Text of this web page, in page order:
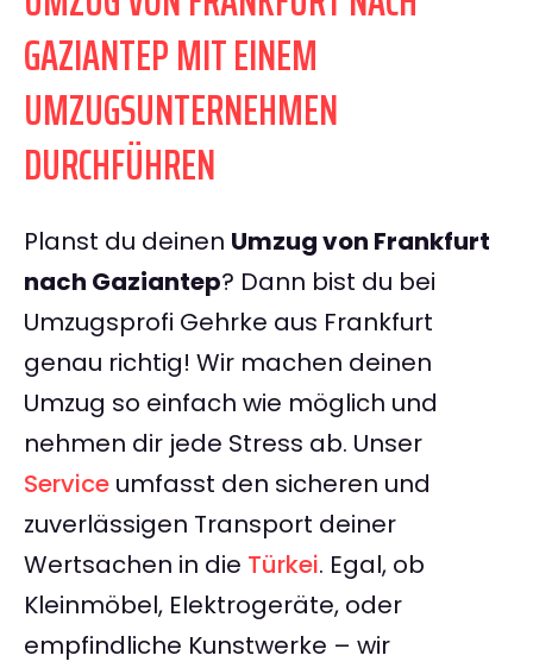
GAZIANTEP MIT EINEM
UMZUGSUNTERNEHMEN
DURCHFÜHREN
Planst du deinen Umzug von Frankfurt
nach Gaziantep? Dann bist du bei
Umzugsprofi Gehrke aus Frankfurt
genau richtig! Wir machen deinen
Umzug so einfach wie möglich und
nehmen dir jede Stress ab. Unser
Service umfasst den sicheren und
zuverlässigen Transport deiner
Wertsachen in die Türkei. Egal, ob
Kleinmöbel, Elektrogeräte, oder
empfindliche Kunstwerke – wir